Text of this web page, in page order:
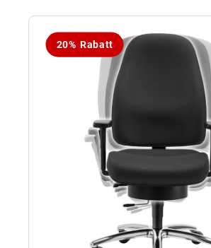
20% Rabatt